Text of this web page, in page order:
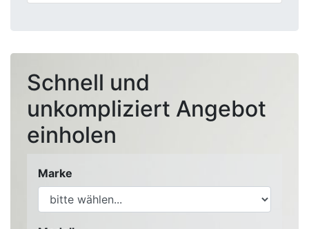
Schnell und
unkompliziert Angebot
einholen
Marke